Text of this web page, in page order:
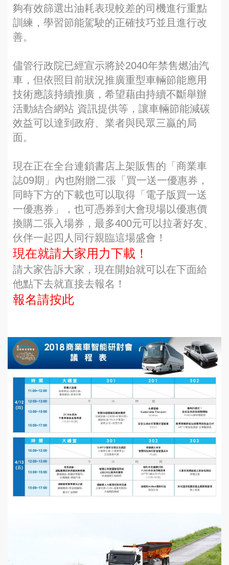
夠有效篩選出油耗表現較差的司機進行重點
訓練，學習節能駕駛的正確技巧並且進行改
善。
儘管行政院已經宣示將於2040年禁售燃油汽
車，但依照目前狀況推廣重型車輛節能應用
技術應該持續推廣，希望藉由持續不斷舉辦
活動結合網站 資訊提供等，讓車輛節能減碳
效益可以達到政府、業者與民眾三贏的局
面。
現在正在全台連鎖書店上架販售的「商業車
誌09期」內也附贈二張「買一送一優惠券，
同時下方的下載也可以取得「電子版買一送
一優惠券」，也可憑券到大會現場以優惠價
換購二張入場券，最多400元可以拉著好友、
伙伴一起四人同行親臨這場盛會！
現在就請大家用力下載！
請大家告訴大家，現在開始就可以在下面給
他點下去就直接去報名！
報名請按此